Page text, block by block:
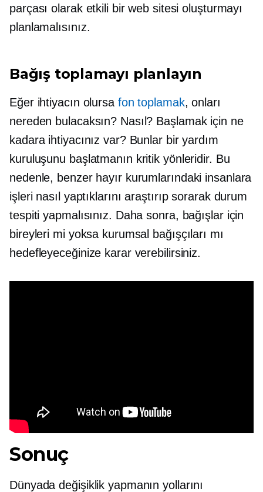
parçası olarak etkili bir web sitesi oluşturmayı
planlamalısınız.
Bağış toplamayı planlayın
Eğer ihtiyacın olursa fon toplamak, onları
nereden bulacaksın? Nasıl? Başlamak için ne
kadara ihtiyacınız var? Bunlar bir yardım
kuruluşunu başlatmanın kritik yönleridir. Bu
nedenle, benzer hayır kurumlarındaki insanlara
işleri nasıl yaptıklarını araştırıp sorarak durum
tespiti yapmalısınız. Daha sonra, bağışlar için
bireyleri mi yoksa kurumsal bağışçıları mı
hedefleyeceğinize karar verebilirsiniz.
Sonuç
Dünyada değişiklik yapmanın yollarını